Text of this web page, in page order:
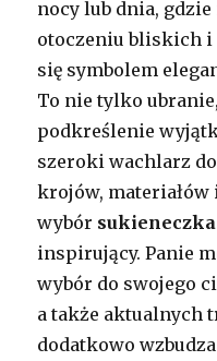
nocy lub dnia, gdzie
otoczeniu bliskich i
się symbolem
To nie tylko
podkreślenie
szeroki wachlarz
krojów, materiałów
wybór
inspirujący. Panie
wybór do swojego
a także aktualnych
dodatkowo